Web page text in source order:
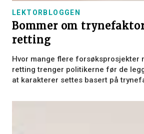
LEKTORBLOGGEN
Bommer om
retting
Hvor mange flere forsøksprosjekter
retting trenger politikerne før de
at karakterer settes basert på